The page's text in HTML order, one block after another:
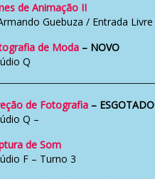
de Animação II
Guebuza / Entrada Livre
de Moda – NOVO
Q
de Fotografia – ESGOTADO
Q –
de Som
F – Turno 3